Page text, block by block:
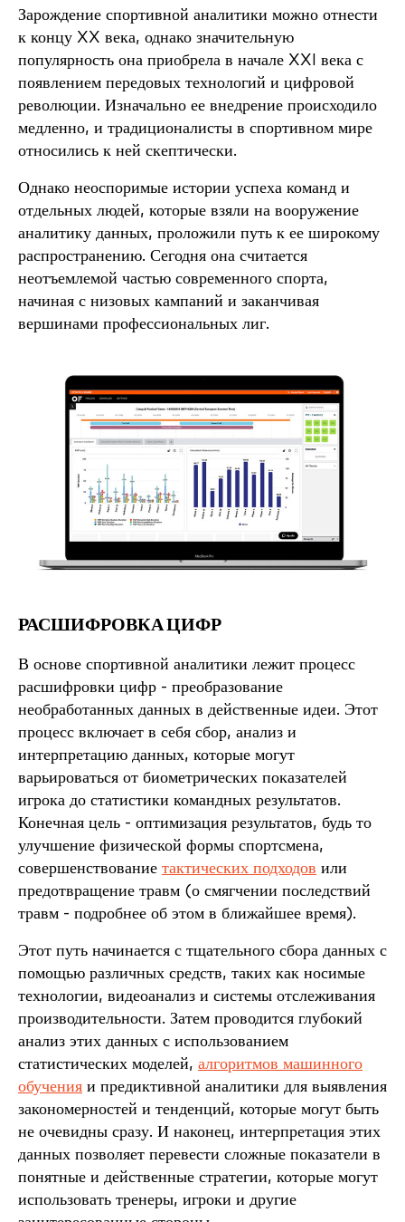
Зарождение спортивной аналитики можно отнести
к концу XX века, однако значительную
популярность она приобрела в начале XXI века с
появлением передовых технологий и цифровой
революции. Изначально ее внедрение происходило
медленно, и традиционалисты в спортивном мире
относились к ней скептически.
Однако неоспоримые истории успеха команд и
отдельных людей, которые взяли на вооружение
аналитику данных, проложили путь к ее широкому
распространению. Сегодня она считается
неотъемлемой частью современного спорта,
начиная с низовых кампаний и заканчивая
вершинами профессиональных лиг.
РАСШИФРОВКА ЦИФР
В основе спортивной аналитики лежит процесс
расшифровки цифр - преобразование
необработанных данных в действенные идеи. Этот
процесс включает в себя сбор, анализ и
интерпретацию данных, которые могут
варьироваться от биометрических показателей
игрока до статистики командных результатов.
Конечная цель - оптимизация результатов, будь то
улучшение физической формы спортсмена,
совершенствование тактических подходов или
предотвращение травм (о смягчении последствий
травм - подробнее об этом в ближайшее время).
Этот путь начинается с тщательного сбора данных с
помощью различных средств, таких как носимые
технологии, видеоанализ и системы отслеживания
производительности. Затем проводится глубокий
анализ этих данных с использованием
статистических моделей, алгоритмов машинного
обучения и предиктивной аналитики для выявления
закономерностей и тенденций, которые могут быть
не очевидны сразу. И наконец, интерпретация этих
данных позволяет перевести сложные показатели в
понятные и действенные стратегии, которые могут
использовать тренеры, игроки и другие